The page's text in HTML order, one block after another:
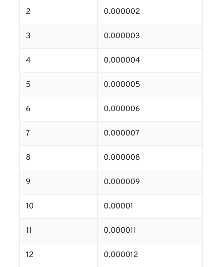
2 0.000002
3 0.000003
4 0.000004
5 0.000005
6 0.000006
7 0.000007
8 0.000008
9 0.000009
10 0.00001
11 0.000011
12 0.000012